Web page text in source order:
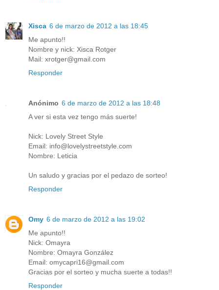
Xisca 6 de marzo de 2012 a las 18:45
Me apunto!!
Nombre y nick: Xisca Rotger
Mail: xrotger@gmail.com
Responder
Anónimo 6 de marzo de 2012 a las 18:48
A ver si esta vez tengo más suerte!
Nick: Lovely Street Style
Email: info@lovelystreetstyle.com
Nombre: Leticia
Un saludo y gracias por el pedazo de sorteo!
Responder
Omy 6 de marzo de 2012 a las 19:02
Me apunto!!
Nick: Omayra
Nombre: Omayra González
Email: omycapri16@gmail.com
Gracias por el sorteo y mucha suerte a todas!!
Responder